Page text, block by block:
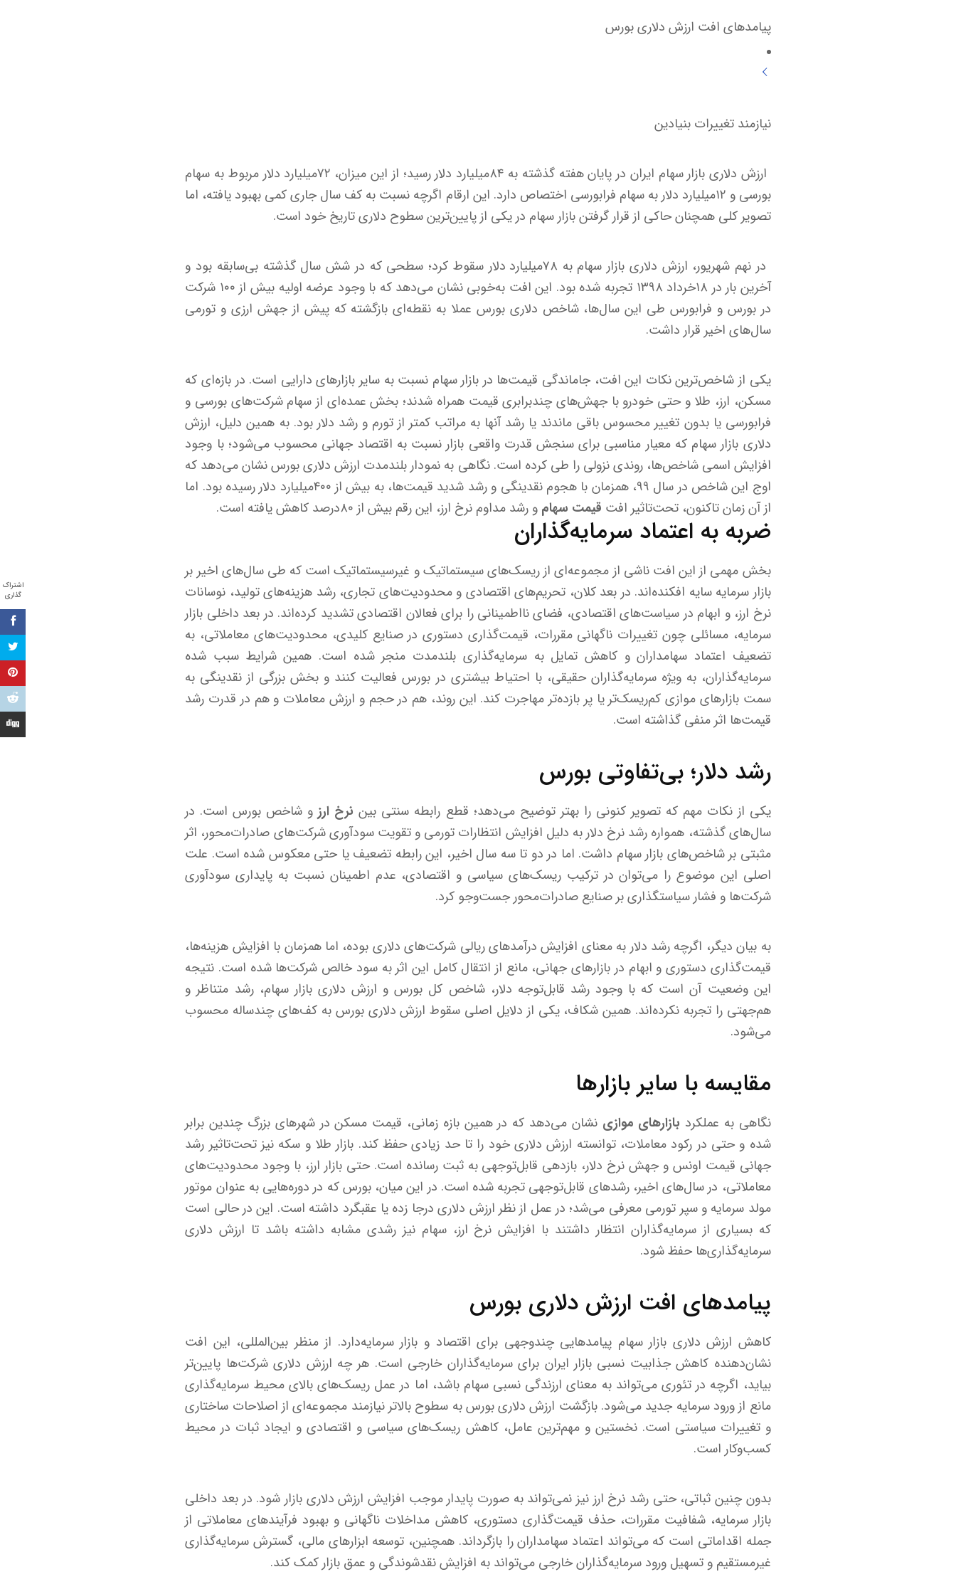
اشتراک
گذاری
پیامدهای افت ارزش دلاری بورس
نیازمند تغییرات بنیادین
ارزش دلاری بازار سهام ایران در پایان هفته گذشته به ۸۴‌میلیارد دلار رسید؛ از این میزان، ۷۲‌میلیارد دلار مربوط به سهام
بورسی و ۱۲‌میلیارد دلار به سهام فرابورسی اختصاص دارد. این ارقام اگرچه نسبت به کف سال جاری کمی بهبود یافته، اما
تصویر کلی همچنان حاکی از قرار گرفتن بازار سهام در یکی از پایین‌ترین سطوح دلاری تاریخ خود است.
در نهم شهریور، ارزش دلاری بازار سهام به ۷۸‌میلیارد دلار سقوط کرد؛ سطحی که در شش سال گذشته بی‌سابقه بود و
آخرین بار در ۱۸خرداد ۱۳۹۸ تجربه شده بود. این افت به‌خوبی نشان می‌دهد که با وجود عرضه اولیه بیش از ۱۰۰ شرکت
در بورس و فرابورس طی این سال‌ها، شاخص دلاری بورس عملا به نقطه‌ای بازگشته که پیش از جهش ارزی و تورمی
سال‌های اخیر قرار داشت.
یکی از شاخص‌ترین نکات این افت، جاماندگی قیمت‌ها در بازار سهام نسبت به سایر بازارهای دارایی است. در بازه‌ای که
مسکن، ارز، طلا و حتی خودرو با جهش‌های چندبرابری قیمت همراه شدند؛ بخش عمده‌ای از سهام شرکت‌های بورسی و
فرابورسی یا بدون تغییر محسوس باقی ماندند یا رشد آنها به مراتب کمتر از تورم و رشد دلار بود. به همین دلیل، ارزش
دلاری بازار سهام که معیار مناسبی برای سنجش قدرت واقعی بازار نسبت به اقتصاد جهانی محسوب می‌شود؛ با وجود
افزایش اسمی شاخص‌ها، روندی نزولی را طی کرده است. نگاهی به نمودار بلندمدت ارزش دلاری بورس نشان می‌دهد که
اوج این شاخص در سال ۹۹، همزمان با هجوم نقدینگی و رشد شدید قیمت‌ها، به بیش از ۴۰۰‌میلیارد دلار رسیده بود. اما
از آن زمان تاکنون، تحت‌تاثیر افت قیمت سهامو رشد مداوم نرخ ارز، این رقم بیش از ۸۰درصد کاهش یافته است.
ضربه به اعتماد سرمایه‌گذاران
بخش مهمی از این افت ناشی از مجموعه‌ای از ریسک‌های سیستماتیک و غیرسیستماتیک است که طی سال‌های اخیر بر
بازار سرمایه سایه افکنده‌اند. در بعد کلان، تحریم‌های اقتصادی و محدودیت‌های تجاری، رشد هزینه‌های تولید، نوسانات
نرخ ارز، و ابهام در سیاست‌های اقتصادی، فضای نااطمینانی را برای فعالان اقتصادی تشدید کرده‌اند. در بعد داخلی بازار
سرمایه، مسائلی چون تغییرات ناگهانی مقررات، قیمت‌گذاری دستوری در صنایع کلیدی، محدودیت‌های معاملاتی، به
تضعیف اعتماد سهامداران و کاهش تمایل به سرمایه‌گذاری بلندمدت منجر شده است. همین شرایط سبب شده
سرمایه‌گذاران، به ویژه سرمایه‌گذاران حقیقی، با احتیاط بیشتری در بورس فعالیت کنند و بخش بزرگی از نقدینگی به
سمت بازارهای موازی کم‌ریسک‌تر یا پر بازده‌تر مهاجرت کند. این روند، هم در حجم و ارزش معاملات و هم در قدرت رشد
قیمت‌ها اثر منفی گذاشته است.
رشد دلار؛ بی‌تفاوتی بورس
یکی از نکات مهم که تصویر کنونی را بهتر توضیح می‌دهد؛ قطع رابطه سنتی بین نرخ ارزو شاخص بورس است. در
سال‌های گذشته، همواره رشد نرخ دلار به دلیل افزایش انتظارات تورمی و تقویت سودآوری شرکت‌های صادرات‌محور، اثر
مثبتی بر شاخص‌های بازار سهام داشت. اما در دو تا سه سال اخیر، این رابطه تضعیف یا حتی معکوس شده است. علت
اصلی این موضوع را می‌توان در ترکیب ریسک‌های سیاسی و اقتصادی، عدم اطمینان نسبت به پایداری سودآوری
شرکت‌ها و فشار سیاستگذاری بر صنایع صادرات‌محور جست‌وجو کرد.
به بیان دیگر، اگرچه رشد دلار به معنای افزایش درآمدهای ریالی شرکت‌های دلاری بوده، اما همزمان با افزایش هزینه‌ها،
قیمت‌گذاری دستوری و ابهام در بازارهای جهانی، مانع از انتقال کامل این اثر به سود خالص شرکت‌ها شده است. نتیجه
این وضعیت آن است که با وجود رشد قابل‌توجه دلار، شاخص کل بورس و ارزش دلاری بازار سهام، رشد متناظر و
هم‌جهتی را تجربه نکرده‌اند. همین شکاف، یکی از دلایل اصلی سقوط ارزش دلاری بورس به کف‌های چندساله محسوب
می‌شود.
مقایسه با سایر بازارها
نگاهی به عملکرد بازارهای موازی نشان می‌دهد که در همین بازه زمانی، قیمت مسکن در شهرهای بزرگ چندین برابر
شده و حتی در رکود معاملات، توانسته ارزش دلاری خود را تا حد زیادی حفظ کند. بازار طلا و سکه نیز تحت‌تاثیر رشد
جهانی قیمت اونس و جهش نرخ دلار، بازدهی قابل‌توجهی به ثبت رسانده است. حتی بازار ارز، با وجود محدودیت‌های
معاملاتی، در سال‌های اخیر، رشدهای قابل‌توجهی تجربه شده است. در این میان، بورس که در دوره‌هایی به عنوان موتور
مولد سرمایه و سپر تورمی معرفی می‌شد؛ در عمل از نظر ارزش دلاری درجا زده یا عقبگرد داشته است. این در حالی است
که بسیاری از سرمایه‌گذاران انتظار داشتند با افزایش نرخ ارز، سهام نیز رشدی مشابه داشته باشد تا ارزش دلاری
سرمایه‌گذاری‌ها حفظ شود.
پیامدهای افت ارزش دلاری بورس
کاهش ارزش دلاری بازار سهام پیامدهایی چندوجهی برای اقتصاد و بازار سرمایه‌دارد. از منظر بین‌المللی، این افت
نشان‌دهنده کاهش جذابیت نسبی بازار ایران برای سرمایه‌گذاران خارجی است. هر چه ارزش دلاری شرکت‌ها پایین‌تر
بیاید، اگرچه در تئوری می‌تواند به معنای ارزندگی نسبی سهام باشد، اما در عمل ریسک‌های بالای محیط سرمایه‌گذاری
مانع از ورود سرمایه جدید می‌شود. بازگشت ارزش دلاری بورس به سطوح بالاتر نیازمند مجموعه‌ای از اصلاحات ساختاری
و تغییرات سیاستی است. نخستین و مهم‌ترین عامل، کاهش ریسک‌های سیاسی و اقتصادی و ایجاد ثبات در محیط
کسب‌وکار است.
بدون چنین ثباتی، حتی رشد نرخ ارز نیز نمی‌تواند به صورت پایدار موجب افزایش ارزش دلاری بازار شود. در بعد داخلی
بازار سرمایه، شفافیت مقررات، حذف قیمت‌گذاری دستوری، کاهش مداخلات ناگهانی و بهبود فرآیندهای معاملاتی از
جمله اقداماتی است که می‌تواند اعتماد سهامداران را بازگرداند. همچنین، توسعه ابزارهای مالی، گسترش سرمایه‌گذاری
غیرمستقیم و تسهیل ورود سرمایه‌گذاران خارجی می‌تواند به افزایش نقدشوندگی و عمق بازار کمک کند.